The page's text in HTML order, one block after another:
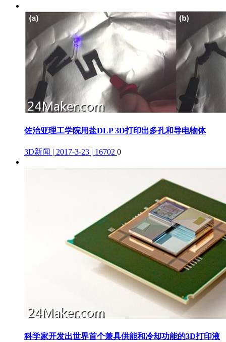
佐治亚理工学院用盐DLP 3D打印出多孔和导电物体
3D新闻 | 2017-3-23 | 16702 0
科学家开发出世界首个兼具供能和冷却功能的3D打印液